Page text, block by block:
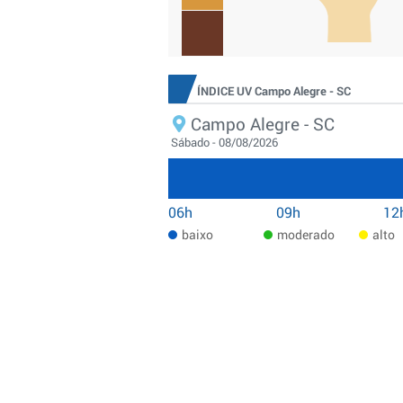
ÍNDICE UV Campo Alegre - SC
Campo Alegre - SC
Sábado - 08/08/2026
06h 09h
baixo moderado alto